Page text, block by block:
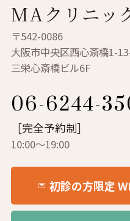
MAクリニッ
〒542-0086
大阪市中央区西心斎橋1-
三栄心斎橋ビル6F
06-6244-
［完全予約制］
10:00～19:00
初診の方限定